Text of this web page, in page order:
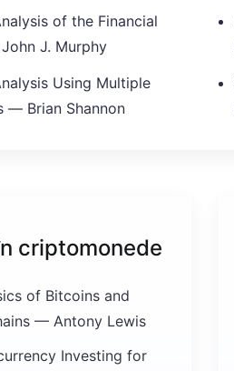
of the Financial
J. Murphy
Using Multiple
— Brian Shannon
criptomonede
of Bitcoins and
— Antony Lewis
Investing for